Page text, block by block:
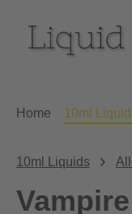
Home 10ml
10ml Liquids